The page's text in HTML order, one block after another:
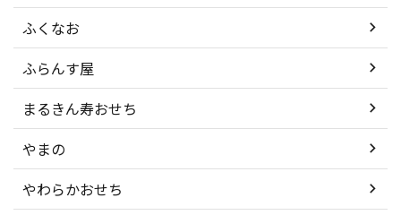
ふくなお
ふらんす屋
まるきん寿おせち
やまの
やわらかおせち